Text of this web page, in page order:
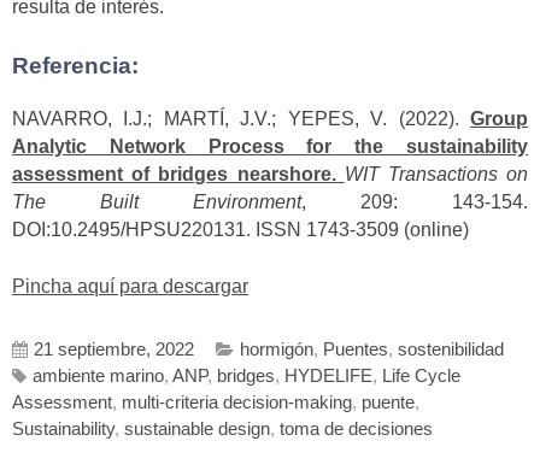
resulta de interés.
Referencia:
NAVARRO, I.J.; MARTÍ, J.V.; YEPES, V. (2022). Group
Analytic Network Process for the sustainability
assessment of bridges nearshore. WIT Transactions on
The Built Environment, 209: 143-154.
DOI:10.2495/HPSU220131. ISSN 1743-3509 (online)
Pincha aquí para descargar
21 septiembre, 2022 hormigón, Puentes, sostenibilidad
ambiente marino, ANP, bridges, HYDELIFE, Life Cycle
Assessment, multi-criteria decision-making, puente,
Sustainability, sustainable design, toma de decisiones